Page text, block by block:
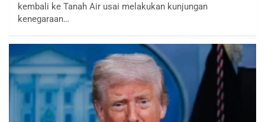
kembali ke Tanah Air usai melakukan kunjungan
kenegaraan…